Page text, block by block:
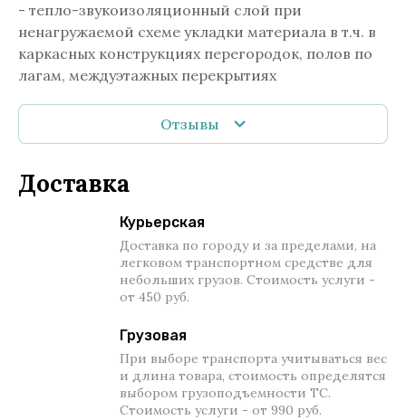
- тепло-звукоизоляционный слой при
ненагружаемой схеме укладки материала в т.ч. в
каркасных конструкциях перегородок, полов по
лагам, междуэтажных перекрытиях
Отзывы
Доставка
Курьерская
Доставка по городу и за пределами, на
легковом транспортном средстве для
небольших грузов. Стоимость услуги -
от 450 руб.
Грузовая
При выборе транспорта учитываться вес
и длина товара, стоимость определятся
выбором грузоподъемности ТС.
Стоимость услуги - от 990 руб.